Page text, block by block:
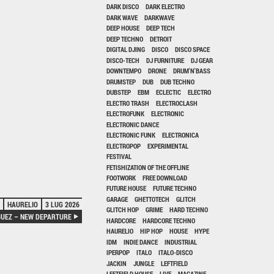
HAURELIO
3 LUG 2026
– NEW DEPARTURE
DARK DISCO
DARK ELECTRO
DARK WAVE
DARKWAVE
DEEP HOUSE
DEEP TECH
DEEP TECHNO
DETROIT
DIGITAL DJING
DISCO
DISCO SPACE
DISCO-TECH
DJ FURNITURE
DJ GEAR
DOWNTEMPO
DRONE
DRUM'N'BASS
DRUMSTEP
DUB
DUB TECHNO
DUBSTEP
EBM ECLECTIC
ELECTRO
ELECTRO TRASH
ELECTROCLASH
ELECTROFUNK
ELECTRONIC
ELECTRONIC DANCE
ELECTRONIC FUNK
ELECTRONICA
ELECTROPOP
EXPERIMENTAL
FESTIVAL
FETISHIZATION OF THE OFFLINE
FOOTWORK
FREE DOWNLOAD
FUTURE HOUSE
FUTURE TECHNO
GARAGE
GHETTOTECH
GLITCH
GLITCH HOP
GRIME
HARD TECHNO
HARDCORE
HARDCORE TECHNO
HAURELIO
HIP HOP HOUSE
HYPE
IDM
INDIE DANCE
INDUSTRIAL
IPERPOP
ITALO
ITALO-DISCO
JACKIN
JUNGLE
LEFTFIELD